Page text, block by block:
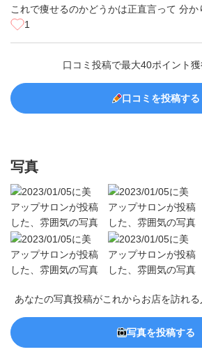
これで痩せるのかどうかは正直言って 分か
1
口コミ投稿で最大40ポイント
口コミを投稿する
写真
あなたの写真投稿がこれからお店を訪れる
写真を投稿する